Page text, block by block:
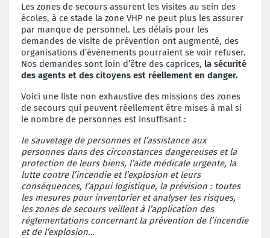
Les zones de secours assurent les visites au sein des
écoles, à ce stade la zone VHP ne peut plus les assurer
par manque de personnel. Les délais pour les
demandes de visite de prévention ont augmenté, des
organisations d’évènements pourraient se voir refuser.
Nos demandes sont loin d’être des caprices, la sécurité
des agents et des citoyens est réellement en danger.
Voici une liste non exhaustive des missions des zones
de secours qui peuvent réellement être mises à mal si
le nombre de personnes est insuffisant :
le sauvetage de personnes et l’assistance aux
personnes dans des circonstances dangereuses et la
protection de leurs biens, l’aide médicale urgente, la
lutte contre l’incendie et l’explosion et leurs
conséquences, l’appui logistique, la prévision : toutes
les mesures pour inventorier et analyser les risques,
les zones de secours veillent à l’application des
réglementations concernant la prévention de l’incendie
et de l’explosion…